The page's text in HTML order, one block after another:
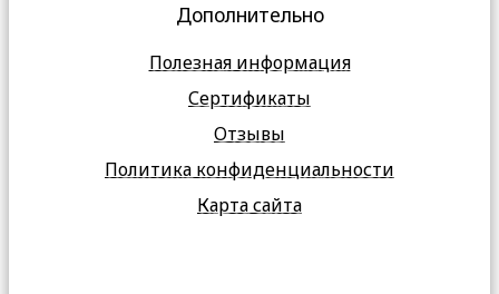
Дополнительно
Полезная информация
Сертификаты
Отзывы
Политика конфиденциальности
Карта сайта